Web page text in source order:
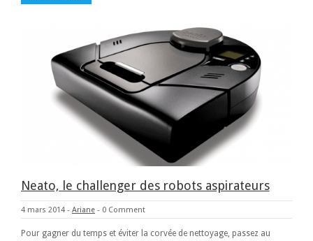
Neato, le challenger des robots aspirateurs
4 mars 2014 - Ariane - 0 Comment
Pour gagner du temps et éviter la corvée de nettoyage, passez au